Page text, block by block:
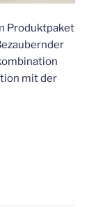
Produktpaket
mit der